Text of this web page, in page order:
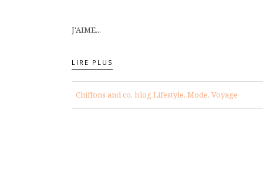
J'AIME...
LIRE PLUS
Chiffons and co, blog Lifestyle, Mode, Voyage